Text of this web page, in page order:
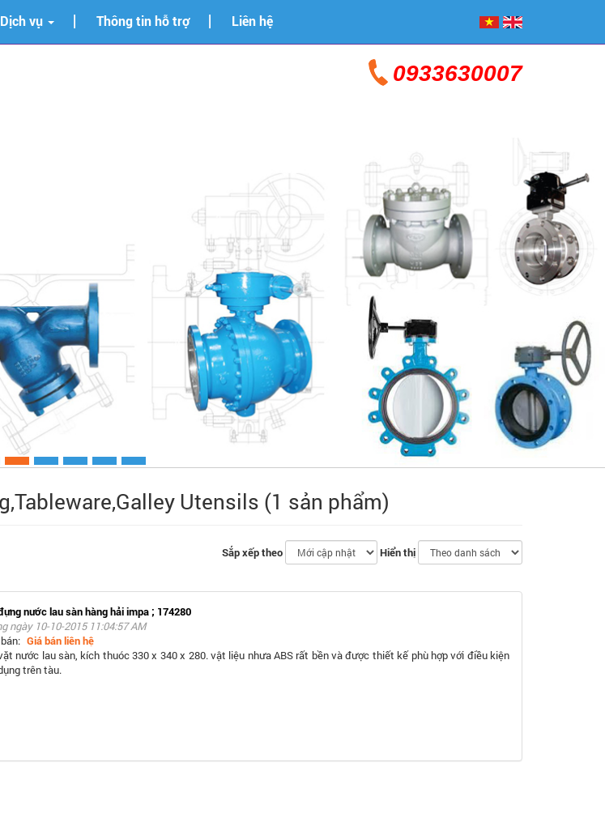
Dịch vụ Thông tin hỗ trợ Liên hệ
0933630007
Xem chi tiết
Utensils (1 sản phẩm)
Sắp xếp theo Hiển thị
nước lau sàn hàng hải impa ; 174280
ngày 10-10-2015 11:04:57 AM
Giá bán liên hệ
nước lau sàn, kích thuóc 330 x 340 x 280. vật liệu nhưa ABS rất bền và được thiết kế phù hợp với điều kiện
trên tàu.